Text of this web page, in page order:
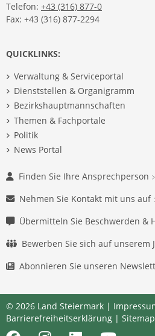
Telefon: +43 (316) 877-0
Fax: +43 (316) 877-2294
QUICKLINKS:
Verwaltung & Serviceportal
Dienststellen & Organigramm
Bezirkshauptmannschaften
Themen & Fachportale
Politik
News Portal
Finden Sie Ihre Ansprechperson
Nehmen Sie Kontakt mit uns auf
Übermitteln Sie Beschwerden &
Bewerben Sie sich auf unserem
Abonnieren Sie unseren
© 2026 Land Steiermark |
Barrierefreiheitserklärung | Sitemap